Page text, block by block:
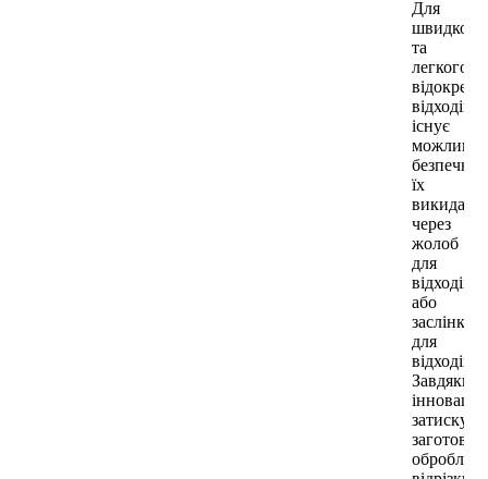
Для
швидкого
та
легкого
відходів
існує
їх
через
жолоб
для
відходів
або
заслінку
для
відходів.
Завдяки
затиску
оброблені